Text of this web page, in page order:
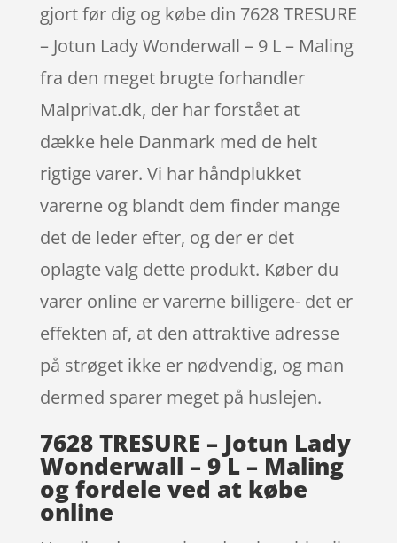
gjort før dig og købe din 7628 TRESURE
– Jotun Lady Wonderwall – 9 L – Maling
fra den meget brugte forhandler
Malprivat.dk, der har forstået at
dække hele Danmark med de helt
rigtige varer. Vi har håndplukket
varerne og blandt dem finder mange
det de leder efter, og der er det
oplagte valg dette produkt. Køber du
varer online er varerne billigere- det er
effekten af, at den attraktive adresse
på strøget ikke er nødvendig, og man
dermed sparer meget på huslejen.
7628 TRESURE – Jotun Lady
Wonderwall – 9 L – Maling
og fordele ved at købe
online